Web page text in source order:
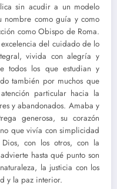
sin acudir a un modelo
nombre como guía y como
como Obispo de Roma.
del cuidado de lo
vivida con alegría y
todos los que estudian y
también por muchos que
particular hacia la
y abandonados. Amaba y
generosa, su corazón
que vivía con simplicidad
con los otros, con la
hasta qué punto son
la justicia con los
y la paz interior.